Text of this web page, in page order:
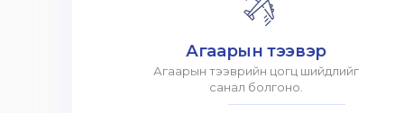
Агаарын тээвэр
Агаарын тээврийн цогц шийдлийг
санал болгоно.